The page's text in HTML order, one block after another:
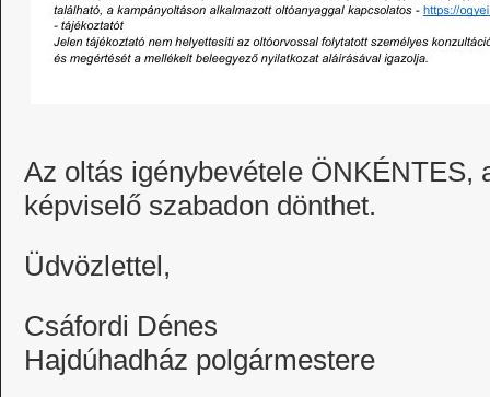
Az oltás igénybevétele ÖNKÉNTES,
képviselő szabadon dönthet.
Üdvözlettel,
Csáfordi Dénes
Hajdúhadház polgármestere